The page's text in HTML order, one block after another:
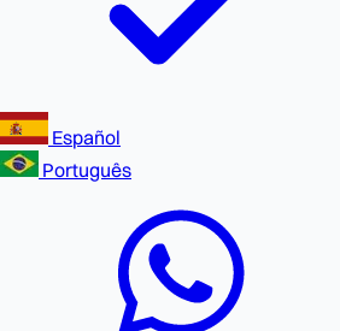
Español
Português